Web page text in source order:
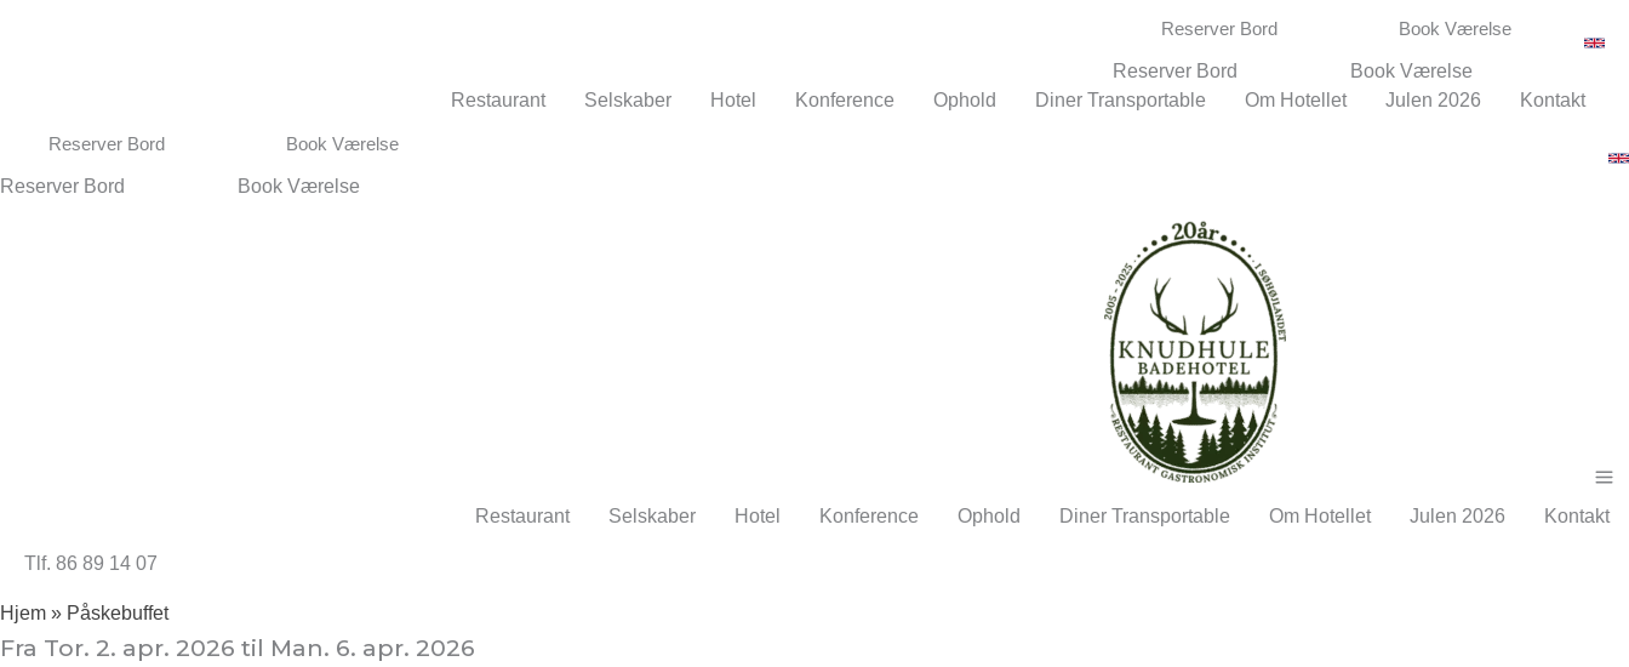
Restaurant
Selskaber Hotel Konference Ophold Diner Transportable Om Hotellet Julen 2026 Kontakt
Reserver Bord
Reserver Bord
Book Værelse
Book Værelse
Reserver Bord
Reserver Bord
Book Værelse
Book Værelse
Restaurant Selskaber Hotel Konference Ophold Diner Transportable Om Hotellet Julen 2026 Kontakt
Tlf. 86 89 14 07
Hjem » Påskebuffet
Fra Tor. 2. apr. 2026 til Man. 6. apr. 2026